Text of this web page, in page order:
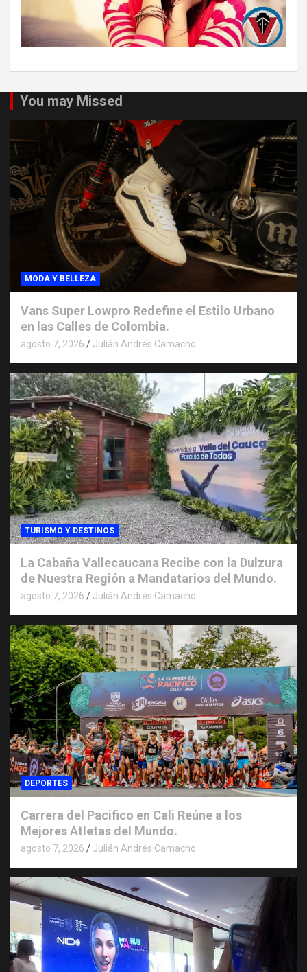
You may Missed
MODA Y BELLEZA
Vans Super Lowpro Redefine el Estilo Urbano
en las Calles de Colombia.
agosto 7, 2026 Julián Andrés Camacho
TURISMO Y DESTINOS
La Cabaña Vallecaucana Recibe con la Dulzura
de Nuestra Región a Mandatarios del Mundo.
agosto 7, 2026 Julián Andrés Camacho
DEPORTES
Carrera del Pacifico en Cali Reúne a los
Mejores Atletas del Mundo.
agosto 7, 2026 Julián Andrés Camacho